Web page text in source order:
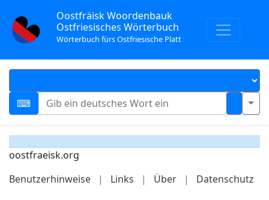
Oostfräisk Woordenbauk
Ostfriesisches Wörterbuch
Wörterbuch fürs Ostfriesische Platt
oostfraeisk.org
Benutzerhinweise
| Links | Über | Datenschutz